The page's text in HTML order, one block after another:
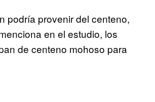
podría provenir del centeno,
en el estudio, los
de centeno mohoso para